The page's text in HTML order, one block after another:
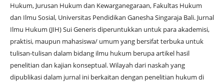
Hukum, Jurusan Hukum dan Kewarganegaraan, Fakultas Hukum
dan Ilmu Sosial, Universitas Pendidikan Ganesha Singaraja Bali. Jurnal
Ilmu Hukum (JIH) Sui Generis diperuntukkan untuk para akademisi,
praktisi, maupun mahasiswa/ umum yang bersifat terbuka untuk
tulisan-tulisan dalam bidang ilmu hukum berupa artikel hasil
penelitian dan kajian konseptual. Wilayah dari naskah yang
dipublikasi dalam jurnal ini berkaitan dengan penelitian hukum di